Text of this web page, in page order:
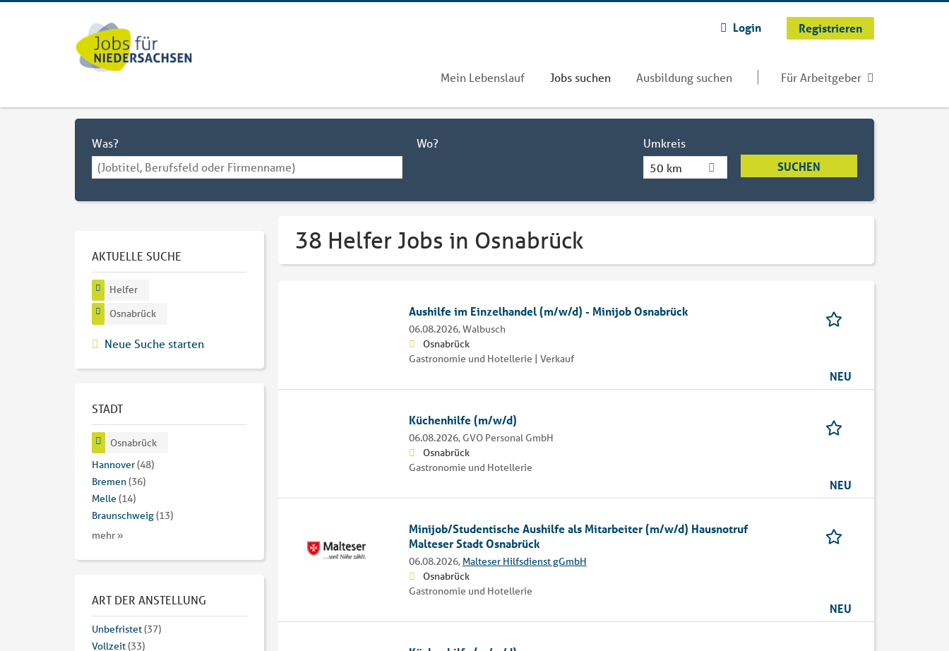
Login Registrieren
Mein Lebenslauf Jobs suchen Ausbildung suchen Für Arbeitgeber
Was? Wo?
Umkreis
50 km
38 Helfer Jobs in Osnabrück
Aushilfe im Einzelhandel (m/w/d) - Minijob Osnabrück
06.08.2026,Walbusch
Osnabrück
Gastronomie und Hotellerie | Verkauf
NEU
Küchenhilfe (m/w/d)
06.08.2026, GVO Personal GmbH
Osnabrück
Gastronomie und Hotellerie
NEU
Minijob/Studentische Aushilfe als Mitarbeiter (m/w/d) Hausnotruf
Malteser Stadt Osnabrück
06.08.2026, Malteser Hilfsdienst gGmbH
Osnabrück
Gastronomie und Hotellerie
NEU
AKTUELLE SUCHE
Helfer
Osnabrück
Neue Suche starten
STADT
Osnabrück
Hannover(48)
Bremen(36)
Melle (14)
Braunschweig(13)
mehr »
ART DER ANSTELLUNG
Unbefristet(37)
Vollzeit(33)